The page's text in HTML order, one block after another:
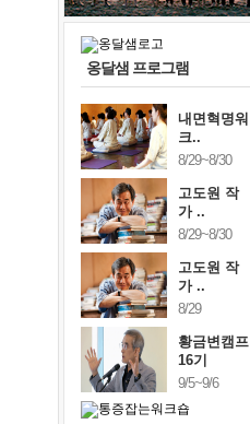
유년 시절의 부산 영도 바다
못된 꼰대들
너무 황홀한 꽃들이여!
옹달샘 프로그램
내면혁명워
크..
8/29~8/30
고도원 작
가 ..
8/29~8/30
고도원 작
가 ..
8/29
황금변캠프
16기
9/5~9/6